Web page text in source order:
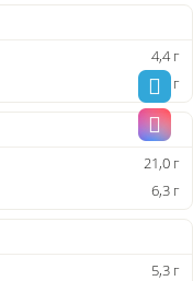
4,4 г
1,4 г
21,0 г
6,3 г
5,3 г